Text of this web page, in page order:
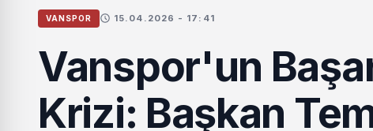
VANSPOR 15.04.2026 - 17:41
Vanspor'un
Krizi: Başkan